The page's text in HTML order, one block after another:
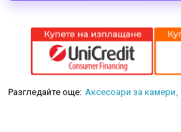
Разгледайте още: Аксесоари за камери